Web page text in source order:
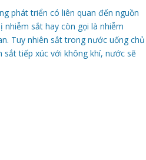
phát triển có liên quan đến nguồn
sắt hay còn gọi là nhiễm
Tuy nhiên sắt trong nước uống chủ
tiếp xúc với không khí, nước sẽ